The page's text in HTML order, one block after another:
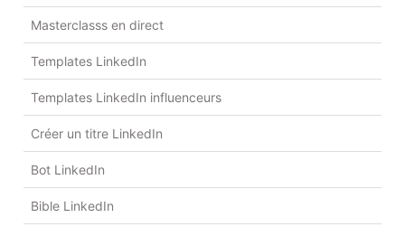
Masterclasss en direct
Templates LinkedIn
Templates LinkedIn influenceurs
Créer un titre LinkedIn
Bot LinkedIn
Bible LinkedIn